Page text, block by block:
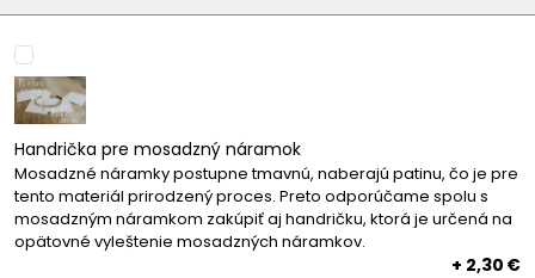
Handrička pre mosadzný náramok
Mosadzné náramky postupne tmavnú, naberajú patinu, čo je pre
tento materiál prirodzený proces. Preto odporúčame spolu s
mosadzným náramkom zakúpiť aj handričku, ktorá je určená na
opätovné vyleštenie mosadzných náramkov.
+ 2,30 €